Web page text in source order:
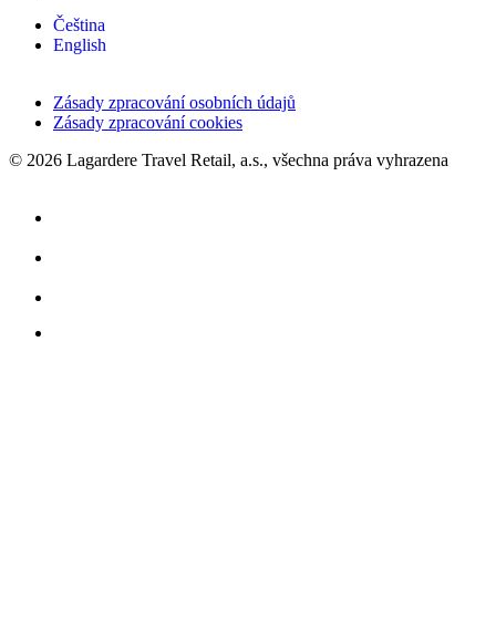
Čeština
English
Zásady zpracování osobních údajů
Zásady zpracování cookies
© 2026 Lagardere Travel Retail, a.s., všechna práva vyhrazena